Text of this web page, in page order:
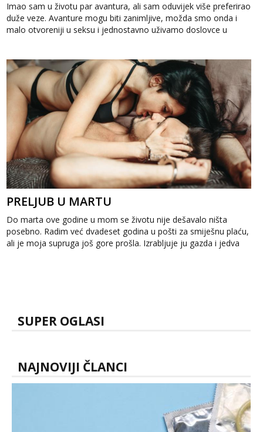
Imao sam u životu par avantura, ali sam oduvijek više preferirao
duže veze. Avanture mogu biti zanimljive, možda smo onda i
malo otvoreniji u seksu i jednostavno uživamo doslovce u
PRELJUB U MARTU
Do marta ove godine u mom se životu nije dešavalo ništa
posebno. Radim već dvadeset godina u pošti za smiješnu plaću,
ali je moja supruga još gore prošla. Izrabljuje ju gazda i jedva
SUPER OGLASI
NAJNOVIJI ČLANCI